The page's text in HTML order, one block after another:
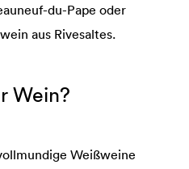
du-Pape oder
aus Rivesaltes.
Wein?
Weißweine